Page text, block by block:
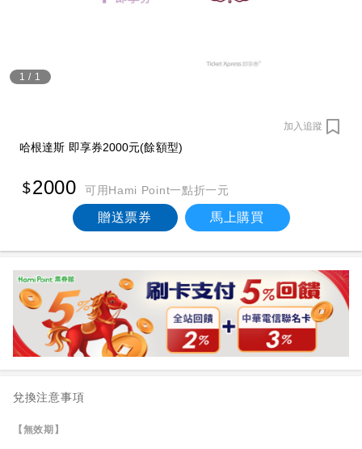
1 / 1
加入追蹤
哈根達斯 即享券2000元(餘額型)
2000 可用Hami Point一點折一元
贈送票券 馬上購買
兌換注意事項
【無效期】